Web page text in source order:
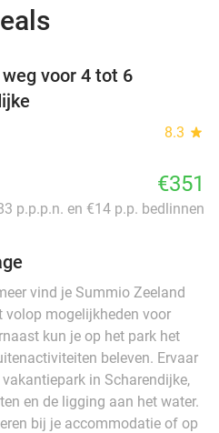
voor 4 tot 6
8.3 star
€351
p.p.p.n. en €14 p.p. bedlinnen
vind je Summio Zeeland
volop mogelijkheden voor
kun je op het park het
beleven. Ervaar
in Scharendijke,
en de ligging aan het water.
bij je accommodatie of op